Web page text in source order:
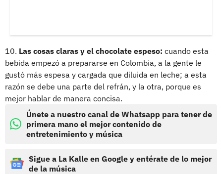
10. Las cosas claras y el chocolate espeso: cuando esta
bebida empezó a prepararse en Colombia, a la gente le
gustó más espesa y cargada que diluida en leche; a esta
razón se debe una parte del refrán, y la otra, porque es
mejor hablar de manera concisa.
Únete a nuestro canal de Whatsapp para tener de
primera mano el mejor contenido de
entretenimiento y música
Sigue a La Kalle en Google y entérate de lo mejor
de la música